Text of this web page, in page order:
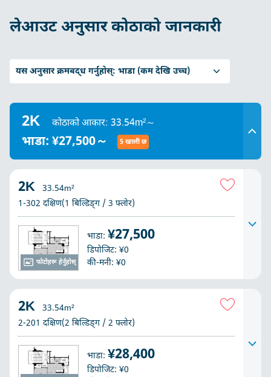
लेआउट अनुसार कोठाको जानकारी
यस अनुसार क्रमबद्ध गर्नुहोस्: भाडा (कम देखि उच्च)
2K कोठाको आकार: 33.54m²～
भाडा: ¥27,500～ 5 खाली छ
फोटोहरू हेर्नुहोस्
2K
33.54m²
1-302 दक्षिण(1 बिल्डिङ्ग / 3 फ्लोर)
भाडा: ¥27,500
डिपोजिट: ¥0
की-मनी: ¥0
2K
33.54m²
2-201 दक्षिण(2 बिल्डिङ्ग / 2 फ्लोर)
भाडा: ¥28,400
डिपोजिट: ¥0